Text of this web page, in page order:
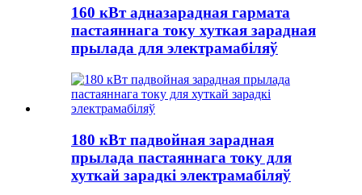
160 кВт адназарадная гармата
пастаяннага току хуткая зарадная
прылада для электрамабіляў
180 кВт падвойная зарадная
прылада пастаяннага току для
хуткай зарадкі электрамабіляў